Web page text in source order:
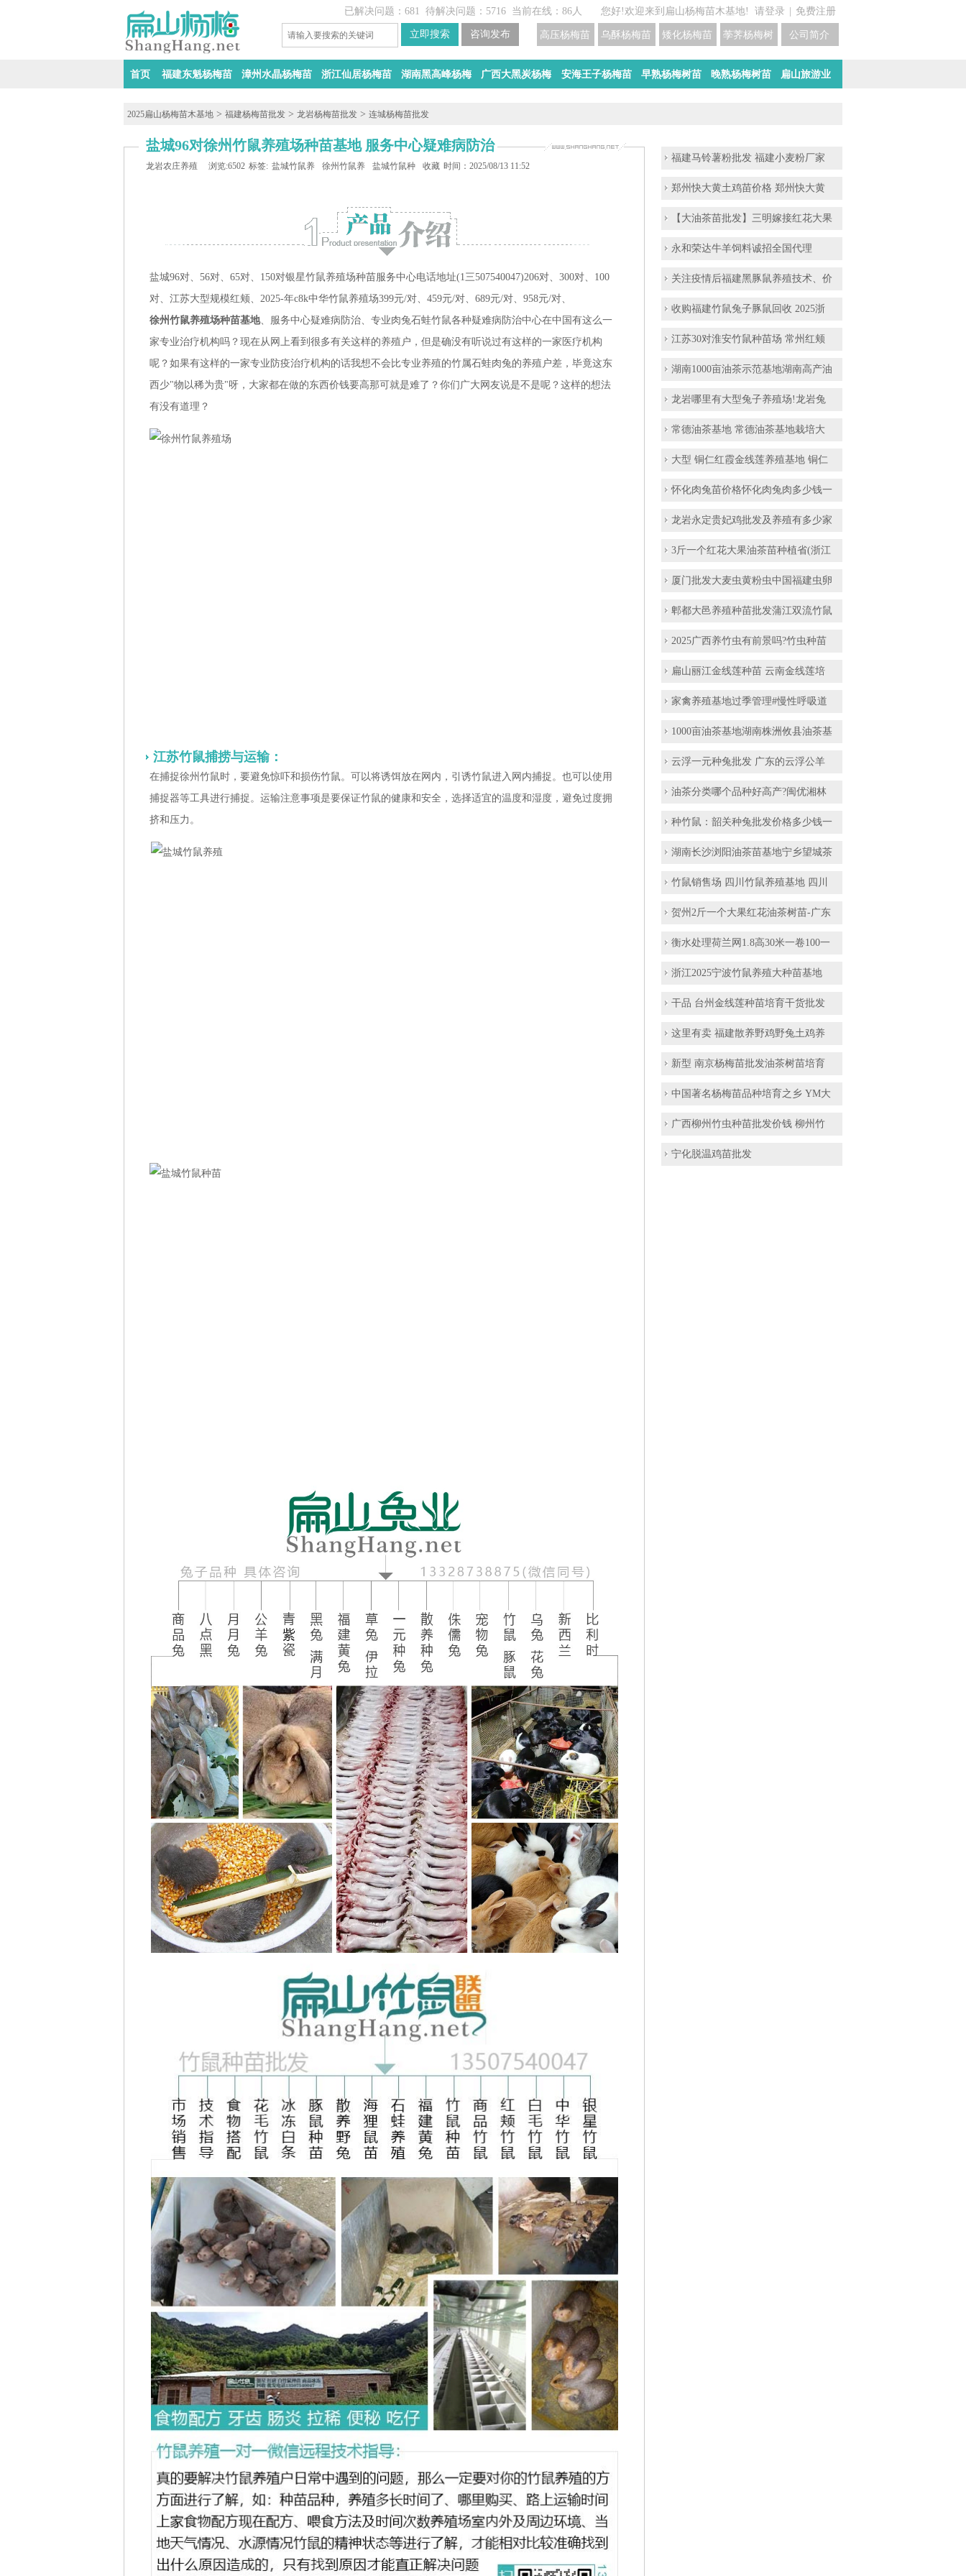
您好!欢迎来到扁山杨梅苗木基地! 请登录 免费注册
已解决问题：681 待解决问题：5716 当前在线：86人
公司简介
荸荠杨梅树苗培育
矮化杨梅苗价格
乌酥杨梅苗培育基地
高压杨梅苗
首页 福建东魁杨梅苗 漳州水晶杨梅苗 浙江仙居杨梅苗 湖南黑高峰杨梅 广西大黑炭杨梅 安海王子杨梅苗 早熟杨梅树苗 晚熟杨梅树苗 扁山旅游业
2025扁山杨梅苗木基地 > 福建杨梅苗批发 > 龙岩杨梅苗批发 > 连城杨梅苗批发
盐城96对徐州竹鼠养殖场种苗基地 服务中心疑难病防治
龙岩农庄养殖 浏览:6502 标签: 盐城竹鼠养殖基地徐州竹鼠养殖场盐城竹鼠种苗收藏 时间：2025/08/13 11:52
盐城96对、 56对、65对、 150对银星竹鼠养殖场种苗服务中心电话地址(1三507540047)206对、 300对、 100
对、江苏大型规模红颊、2025-年c8k中华竹鼠养殖场399元/对、 459元/对、 689元/对、 958元/对、
徐州竹鼠养殖场种苗基地、服务中心疑难病防治、专业肉兔石蛙竹鼠各种疑难病防治中心在中国有这么一
家专业治疗机构吗？现在从网上看到很多有关这样的养殖户，但是确没有听说过有这样的一家医疗机构
呢？如果有这样的一家专业防疫治疗机构的话我想不会比专业养殖的竹属石蛙肉兔的养殖户差，毕竟这东
西少"物以稀为贵"呀，大家都在做的东西价钱要高那可就是难了？你们广大网友说是不是呢？这样的想法
有没有道理？
江苏竹鼠捕捞与运输：
在捕捉徐州竹鼠时，要避免惊吓和损伤竹鼠。可以将诱饵放在网内，引诱竹鼠进入网内捕捉。也可以使用
捕捉器等工具进行捕捉。运输注意事项是要保证竹鼠的健康和安全，选择适宜的温度和湿度，避免过度拥
挤和压力。
福建马铃薯粉批发 福建小麦粉厂家
郑州快大黄土鸡苗价格 郑州快大黄
【大油茶苗批发】三明嫁接红花大果
永和荣达牛羊饲料诚招全国代理
关注疫情后福建黑豚鼠养殖技术、价
收购福建竹鼠兔子豚鼠回收 2025浙
江苏30对淮安竹鼠种苗场 常州红颊
湖南1000亩油茶示范基地湖南高产油
龙岩哪里有大型兔子养殖场!龙岩兔
常德油茶基地 常德油茶基地栽培大
大型 铜仁红霞金线莲养殖基地 铜仁
怀化肉兔苗价格怀化肉兔肉多少钱一
龙岩永定贵妃鸡批发及养殖有多少家
3斤一个红花大果油茶苗种植省(浙江
厦门批发大麦虫黄粉虫中国福建虫卵
郫都大邑养殖种苗批发蒲江双流竹鼠
2025广西养竹虫有前景吗?竹虫种苗
扁山丽江金线莲种苗 云南金线莲培
家禽养殖基地过季管理#慢性呼吸道
1000亩油茶基地湖南株洲攸县油茶基
云浮一元种兔批发 广东的云浮公羊
油茶分类哪个品种好高产?闽优湘林
种竹鼠：韶关种兔批发价格多少钱一
湖南长沙浏阳油茶苗基地宁乡望城茶
竹鼠销售场 四川竹鼠养殖基地 四川
贺州2斤一个大果红花油茶树苗-广东
衡水处理荷兰网1.8高30米一卷100一
浙江2025宁波竹鼠养殖大种苗基地
干品 台州金线莲种苗培育干货批发
这里有卖 福建散养野鸡野兔土鸡养
新型 南京杨梅苗批发油茶树苗培育
中国著名杨梅苗品种培育之乡 YM大
广西柳州竹虫种苗批发价钱 柳州竹
宁化脱温鸡苗批发